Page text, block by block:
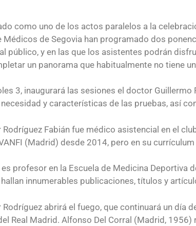
como uno de los actos paralelos a la
Médicos de Segovia han programado dos
público, y en las que los asistentes podrán
un panorama que habitualmente no tiene
3, inaugurará las sesiones el doctor
necesidad y características de las pruebas, así
Rodríguez Fabián fue médico asistencial en el
(Madrid) desde 2014, pero en su
profesor en la Escuela de Medicina Deportiva
hallan innumerables publicaciones, títulos y
Rodríguez abrirá el fuego, que continuará un día
Real Madrid. Alfonso Del Corral (Madrid,